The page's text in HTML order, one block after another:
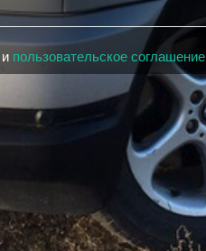
и пользовательское соглашение